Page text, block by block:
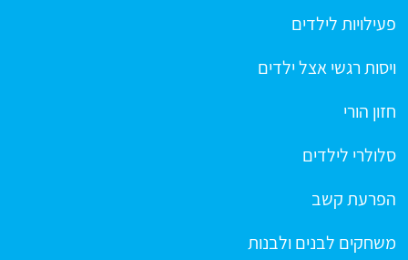
פעילויות לילדים
ויסות רגשי אצל ילדים
חזון הורי
סלולרי לילדים
הפרעת קשב
משחקים לבנים ולבנות